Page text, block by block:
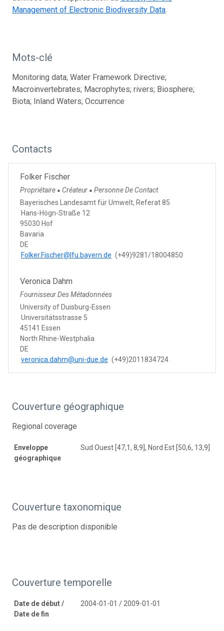
Management of Electronic Biodiversity Data.
Mots-clé
Monitoring data; Water Framework Directive;
Macroinvertebrates; Macrophytes; rivers; Biosphere;
Biota; Inland Waters; Occurrence
Contacts
Folker Fischer
Propriétaire ● Créateur ● Personne De Contact
Bayerisches Landesamt für Umwelt, Referat 85
Hans-Högn-Straße 12
95030 Hof
Bavaria
DE
Folker.Fischer@lfu.bayern.de (+49)9281/18004850
Veronica Dahm
Fournisseur Des Métadonnées
University of Duisburg-Essen
Universitätsstrasse 5
45141 Essen
North Rhine-Westphalia
DE
veronica.dahm@uni-due.de (+49)2011834724
Couverture géographique
Regional coverage
Enveloppe
géographique
Sud Ouest [47,1, 8,9], Nord Est [50,6, 13,9]
Couverture taxonomique
Pas de description disponible
Couverture temporelle
Date de début /
Date de fin
2004-01-01 / 2009-01-01